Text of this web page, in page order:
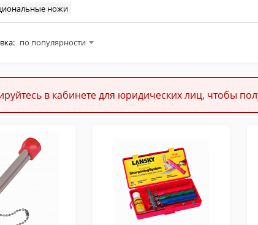
Тренировочные Средства заточки
ножи
по популярности
в кабинете для юридических лиц, чтобы